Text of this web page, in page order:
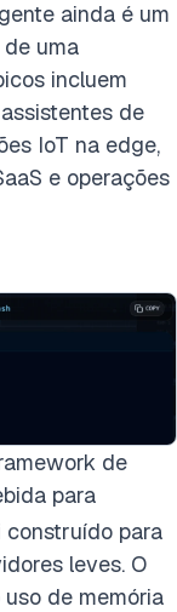
ainda é um
uma
incluem
de
IoT na edge,
e operações
de
para
construído para
leves. O
de memória